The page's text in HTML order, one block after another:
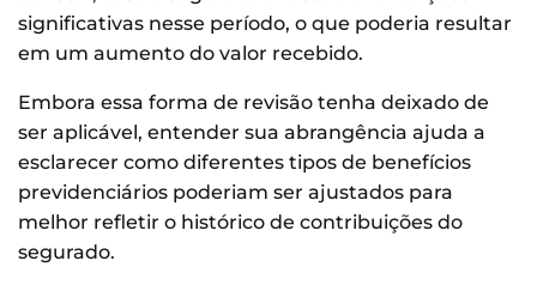
significativas nesse período, o que poderia resultar
em um aumento do valor recebido.
Embora essa forma de revisão tenha deixado de
ser aplicável, entender sua abrangência ajuda a
esclarecer como diferentes tipos de benefícios
previdenciários poderiam ser ajustados para
melhor refletir o histórico de contribuições do
segurado.